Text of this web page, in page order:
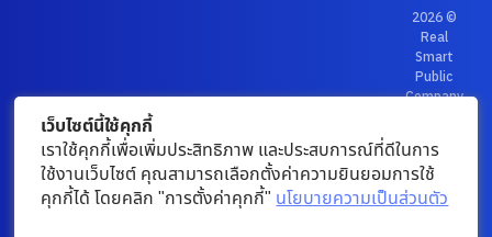
2026 ©
Real
Smart
Public
Company
Privacy
Policy
Terms &
Conditions
เว็บไซต์นี้ใช้คุกกี้
เราใช้คุกกี้เพื่อเพิ่มประสิทธิภาพ และประสบการณ์ที่ดีในการ
ใช้งานเว็บไซต์ คุณสามารถเลือกตั้งค่าความยินยอมการใช้
คุกกี้ได้ โดยคลิก "การตั้งค่าคุกกี้" นโยบายความเป็นส่วนตัว